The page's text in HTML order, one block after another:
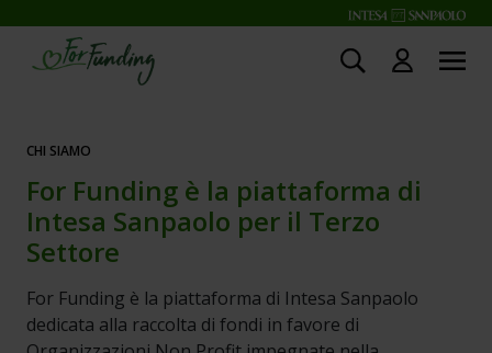
APPROFONDISCI
CHI SIAMO
For Funding è la piattaforma di
Intesa Sanpaolo per il Terzo
Settore
For Funding è la piattaforma di Intesa Sanpaolo
dedicata alla raccolta di fondi in favore di